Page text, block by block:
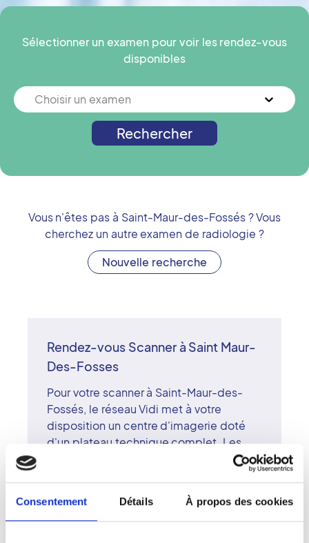
Consentement Détails À propos des cookies
Sélectionner un examen pour voir les rendez-vous
disponibles
Choisir un examen
Rechercher
Vous n'êtes pas à Saint-Maur-des-Fossés? Vous
cherchez un autre examen de radiologie ?
Nouvelle recherche
Rendez-vous Scanner à Saint Maur-
Des-Fosses
Pour votre scanner à Saint-Maur-des-
Fossés, le réseau Vidi met à votre
disposition un centre d'imagerie doté
d'un plateau technique complet. Les
radiologues surspécialisés y interprètent
vos examens avec rigueur et exigence.
Le scanner multi-coupes permet
d'obtenir des images d'une précision
remarquable. Le réseau Vidi, reconnu